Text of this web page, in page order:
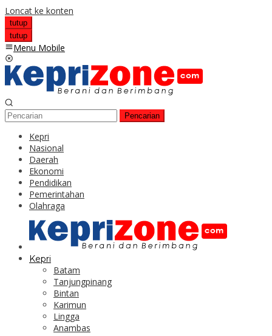
Loncat ke konten
tutup
tutup
Menu Mobile
Pencarian
Kepri
Nasional
Daerah
Ekonomi
Pendidikan
Pemerintahan
Olahraga
Kepri
Batam
Tanjungpinang
Bintan
Karimun
Lingga
Anambas